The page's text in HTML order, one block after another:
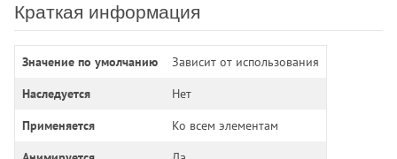
Краткая информация
Значение по умолчанию
Зависит от использования
Наследуется
Нет
Применяется
Ко всем элементам
:not()
:nth-last-child()
:only-child
:only-of-type